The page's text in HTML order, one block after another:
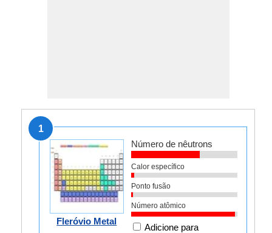
1
Fleróvio Metal
Número de nêutrons
Calor específico
Ponto fusão
Número atômico
Adicione para